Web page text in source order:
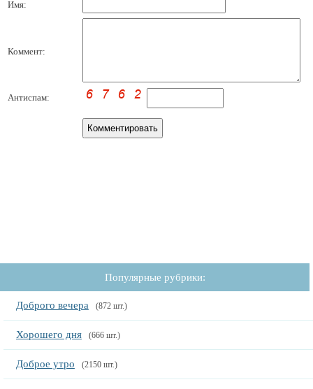
Имя:
Коммент:
Антиспам:
Популярные рубрики:
Доброго вечера (872 шт.)
Хорошего дня (666 шт.)
Доброе утро (2150 шт.)